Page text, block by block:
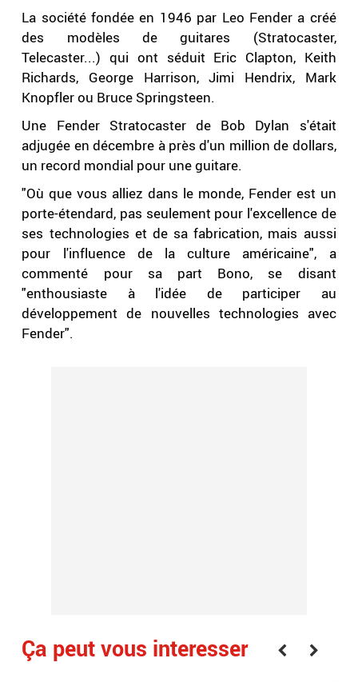
La société fondée en 1946 par Leo Fender a créé
des modèles de guitares (Stratocaster,
Telecaster...) qui ont séduit Eric Clapton, Keith
Richards, George Harrison, Jimi Hendrix, Mark
Knopfler ou Bruce Springsteen.
Une Fender Stratocaster de Bob Dylan s'était
adjugée en décembre à près d'un million de dollars,
un record mondial pour une guitare.
"Où que vous alliez dans le monde, Fender est un
porte-étendard, pas seulement pour l'excellence de
ses technologies et de sa fabrication, mais aussi
pour l'influence de la culture américaine", a
commenté pour sa part Bono, se disant
"enthousiaste à l'idée de participer au
développement de nouvelles technologies avec
Fender".
Ça peut vous interesser